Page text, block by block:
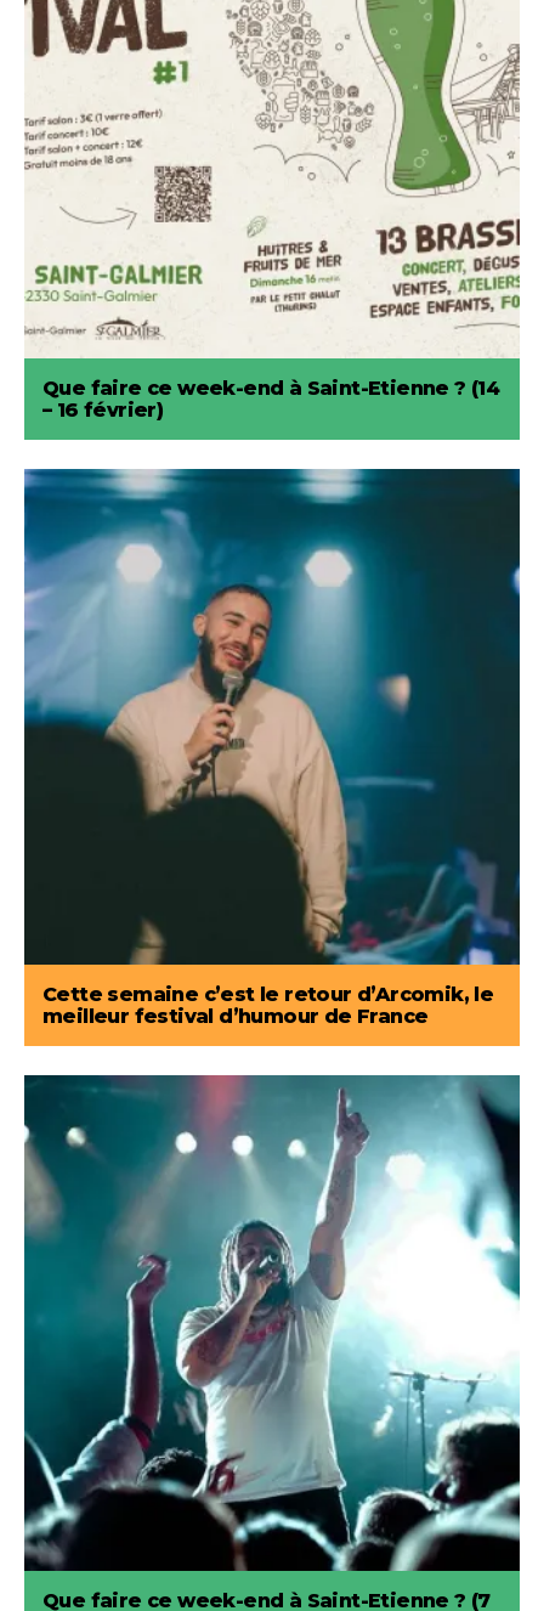
Que faire ce week-end à Saint-Etienne ? (14
– 16 février)
Cette semaine c’est le retour d’Arcomik, le
meilleur festival d’humour de France
Que faire ce week-end à Saint-Etienne ? (7